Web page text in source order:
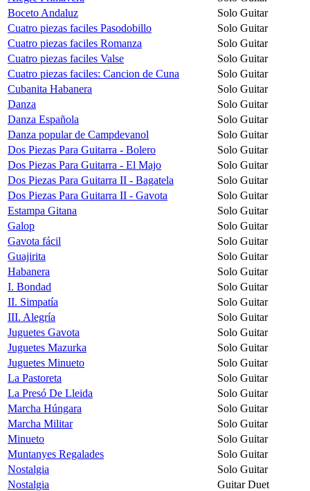
Boceto Andaluz
Solo Guitar
Cuatro piezas faciles Pasodobillo
Solo Guitar
Cuatro piezas faciles Romanza
Solo Guitar
Cuatro piezas faciles Valse
Solo Guitar
Cuatro piezas faciles: Cancion de Cuna
Solo Guitar
Cubanita Habanera
Solo Guitar
Danza
Solo Guitar
Danza Española
Solo Guitar
Danza popular de Campdevanol
Solo Guitar
Dos Piezas Para Guitarra - Bolero
Solo Guitar
Dos Piezas Para Guitarra - El Majo
Solo Guitar
Dos Piezas Para Guitarra II - Bagatela
Solo Guitar
Dos Piezas Para Guitarra II - Gavota
Solo Guitar
Estampa Gitana
Solo Guitar
Galop
Solo Guitar
Gavota fácil
Solo Guitar
Guajirita
Solo Guitar
Habanera
Solo Guitar
I. Bondad
Solo Guitar
II. Simpatía
Solo Guitar
III. Alegría
Solo Guitar
Juguetes Gavota
Solo Guitar
Juguetes Mazurka
Solo Guitar
Juguetes Minueto
Solo Guitar
La Pastoreta
Solo Guitar
La Presó De Lleida
Solo Guitar
Marcha Húngara
Solo Guitar
Marcha Militar
Solo Guitar
Minueto
Solo Guitar
Muntanyes Regalades
Solo Guitar
Nostalgia
Solo Guitar
Nostalgia
Guitar Duet